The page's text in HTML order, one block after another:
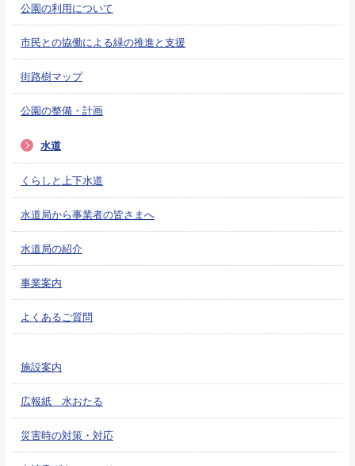
公園の利用について
市民との協働による緑の推進と支援
街路樹マップ
公園の整備・計画
水道
くらしと上下水道
水道局から事業者の皆さまへ
水道局の紹介
事業案内
よくあるご質問
施設案内
広報紙 水おたる
災害時の対策・対応